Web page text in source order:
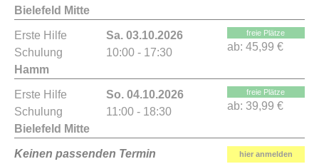
Bielefeld Mitte
Erste Hilfe
Schulung
Hamm
Sa. 03.10.2026
10:00 - 17:30
freie Plätze
ab: 45,99 €
Erste Hilfe
Schulung
Bielefeld Mitte
So. 04.10.2026
11:00 - 18:30
freie Plätze
ab: 39,99 €
Keinen passenden Termin
hier anmelden